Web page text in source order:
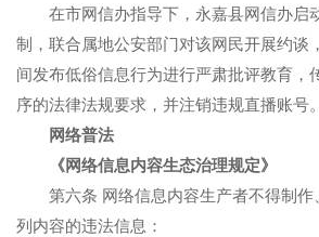
在市网信办指导下，永嘉县网信办启
制，联合属地公安部门对该网民开展约谈
间发布低俗信息行为进行严肃批评教育，
序的法律法规要求，并注销违规直播账号。
网络普法
《网络信息内容生态治理规定》
第六条 网络信息内容生产者不得制
列内容的违法信息：